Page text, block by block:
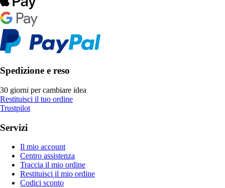
Spedizione e reso
30 giorni per cambiare idea
Restituisci il tuo ordine
Trustpilot
Servizi
Il mio account
Centro assistenza
Traccia il mio ordine
Restituisci il mio ordine
Codici sconto